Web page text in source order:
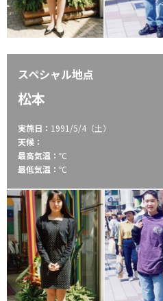
スペシャル地点
松本
実施日： 1991/5/4（土）
天候：
最高気温： ℃
最低気温： ℃